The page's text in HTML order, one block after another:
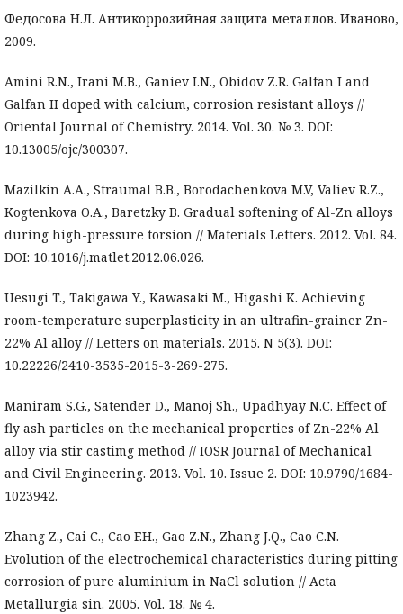
Федосова Н.Л. Антикоррозийная защита металлов. Иваново,
2009.
Amini R.N., Irani M.B., Ganiev I.N., Obidov Z.R. Galfan I and
Galfan II doped with calcium, corrosion resistant alloys //
Oriental Journal оf Chemistry. 2014. Vol. 30. № 3. DOI:
10.13005/ojc/300307.
Mazilkin A.A., Straumal B.B., Borodachenkova M.V, Valiev R.Z.,
Kogtenkova O.A., Baretzky B. Gradual softening of Al-Zn alloys
during high-pressure torsion // Materials Letters. 2012. Vol. 84.
DOI: 10.1016/j.matlet.2012.06.026.
Uesugi T., Takigawa Y., Kawasaki M., Higashi K. Achieving
room-temperature superplasticity in an ultrafin-grainer Zn-
22% Al alloy // Letters on materials. 2015. N 5(3). DOI:
10.22226/2410-3535-2015-3-269-275.
Maniram S.G., Satender D., Manoj Sh., Upadhyay N.C. Effect of
fly ash particles on the mechanical properties of Zn-22% Al
alloy via stir castimg method // IOSR Journal of Mechanical
and Civil Engineering. 2013. Vol. 10. Issue 2. DOI: 10.9790/1684-
1023942.
Zhang Z., Cai C., Cao F.H., Gao Z.N., Zhang J.Q., Cao C.N.
Evolution of the electrochemical characteristics during pitting
corrosion of pure aluminium in NaCl solution // Acta
Metallurgia sin. 2005. Vol. 18. № 4.